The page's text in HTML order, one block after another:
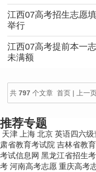
江西07高考招生志愿
举行
江西07高考提前本一
未满额
共 797 个文章 首页 | 上一
推荐专题
天津 上海 北京 英语四六级
肃省教育考试院 吉林省教
考试信息网 黑龙江省招生
考 河南高考志愿 重庆高考